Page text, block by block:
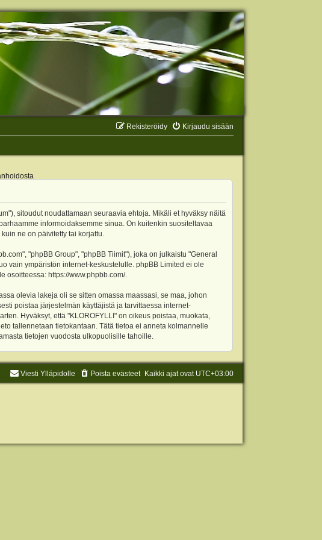
Kirjaudu sisään
Rekisteröidy
sitoudut noudattamaan seuraavia ehtoja. Mikäli et hyväksy näitä
informoidaksemme sinua. On kuitenkin suositeltavaa
ne on päivitetty tai korjattu.
"phpBB Group", "phpBB Tiimit"), joka on julkaistu "General
vain ympäristön internet-keskustelulle. phpBB Limited ei ole
osoitteessa: https://www.phpbb.com/.
olevia lakeja oli se sitten omassa maassasi, se maa, johon
poistaa järjestelmän käyttäjistä ja tarvittaessa internet-
Hyväksyt, että "KLOROFYLLI" on oikeus poistaa, muokata,
tallennetaan tietokantaan. Tätä tietoa ei anneta kolmannelle
tietojen vuodosta ulkopuolisille tahoille.
Kaikki ajat ovat UTC+03:00
Poista evästeet
Viesti Ylläpidolle